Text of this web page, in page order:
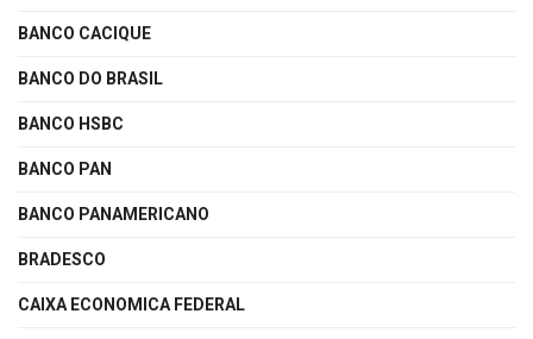
BANCO CACIQUE
BANCO DO BRASIL
BANCO HSBC
BANCO PAN
BANCO PANAMERICANO
BRADESCO
CAIXA ECONOMICA FEDERAL